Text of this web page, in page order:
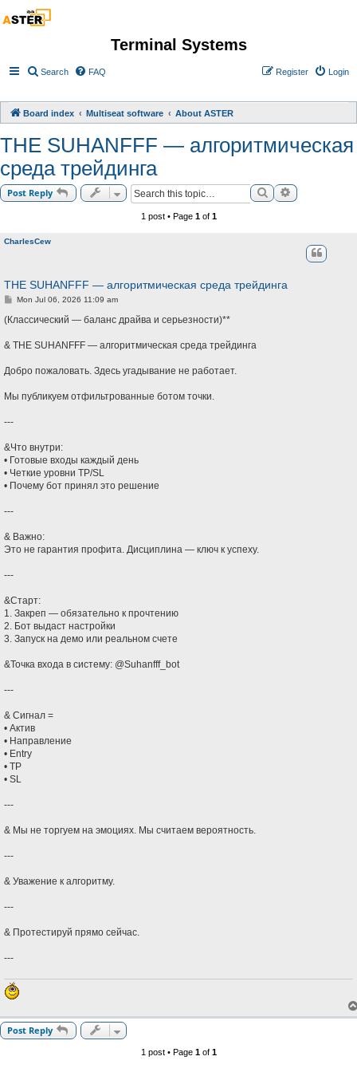
Terminal Systems
Search FAQ Login
Register
Board index Multiseat software About ASTER
THE SUHANFFF — алгоритмическая
среда трейдинга
Post Reply SearchAdvanced
1 post • Page 1of 1
CharlesCew
THE SUHANFFF — алгоритмическая среда трейдинга
P
s
Mon Jul 06, 2026 11:09 am
(Классический — баланс драйва и серьезности)**
& THE SUHANFFF — алгоритмическая среда трейдинга
Добро пожаловать. Здесь угадывание не работает.
Мы публикуем отфильтрованные ботом точки.
---
&Что внутри:
• Готовые входы каждый день
• Четкие уровни TP/SL
• Почему бот принял это решение
---
& Важно:
Это не гарантия профита. Дисциплина — ключ к успеху.
---
&Старт:
1. Закреп — обязательно к прочтению
2. Бот выдаст настройки
3. Запуск на демо или реальном счете
&Точка входа в систему: @Suhanfff_bot
---
& Сигнал =
• Актив
• Направление
• Entry
• TP
• SL
---
& Мы не торгуем на эмоциях. Мы считаем вероятность.
---
& Уважение к алгоритму.
---
& Протестируй прямо сейчас.
---
Post Reply
1 post • Page 1of 1